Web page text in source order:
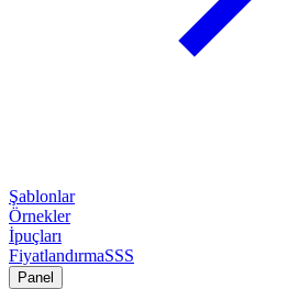
Şablonlar
Örnekler
İpuçları
FiyatlandırmaSSS
Panel